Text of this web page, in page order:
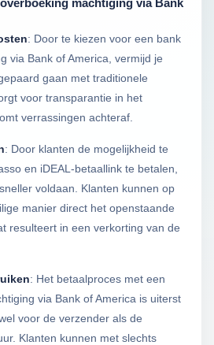
: Door te kiezen voor een bank
via Bank of America, vermijd je
gaan met traditionele
voor transparantie in het
verrassingen achteraf.
: Door klanten de mogelijkheid te
en iDEAL-betaallink te betalen,
voldaan. Klanten kunnen op
manier direct het openstaande
resulteert in een verkorting van de
: Het betaalproces met een
via Bank of America is uiterst
voor de verzender als de
Klanten kunnen met slechts